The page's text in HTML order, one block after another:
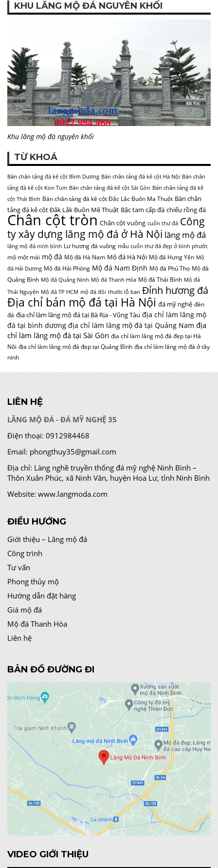
KHU LĂNG MỘ ĐÁ NGUYÊN KHỐI
Khu lăng mộ đá nguyên khối
TỪ KHOÁ
Bán chân tảng đá kê cột Bình Dương Bán chân tảng đá kê cột Hà Nội Bán chân
tảng đá kê cột Kon Tum Bán chân tảng đá kê cột Sài Gòn Bán chân tảng đá kê
cột Thái Bình Bán chân tảng đá kê cột Đắc Lắc Buôn Ma Thuột Bán chân
tảng đá kê cột Đắk Lắk Buôn Mê Thuật Bậc tam cấp đá chiếu rồng đá
Chân cột tròn Chân cột vuông cuốn thư đá Công
ty xây dựng lăng mộ đá ở Hà Nội lăng mộ đá
lăng mộ đá ninh bình Lư hương đá vuông mẫu cuốn thư đá đẹp ở bình phước
mộ một mái mộ đá Mộ đá Hà Nam Mộ đá Hà Nội Mộ đá Hưng Yên Mộ
đá Hải Dương Mộ đá Hải Phòng Mộ đá Nam Định Mộ đá Phú Thọ Mộ đá
Quảng Bình Mộ đá Quảng Ninh Mộ đá Thanh Hóa Mộ đá Thái Bình Mộ đá
Thái Nguyên Mộ đá TP HCM mộ đá đôi thước lỗ ban Đỉnh hương đá
Địa chỉ bán mộ đá tại Hà Nội đá mỹ nghệ đèn
đá địa chỉ làm lăng mộ đá tại Bà Rịa - Vũng Tàu địa chỉ làm lăng mộ
đá tại bình dương địa chỉ làm lăng mộ đá tại Quảng Nam địa
chỉ làm lăng mộ đá tại Sài Gòn địa chỉ làm lăng mộ đá đẹp tại Hà
Nội địa chỉ làm lăng mộ đá đẹp tại Quảng Bình địa chỉ làm lăng mộ đá ở tây
ninh
LIÊN HỆ
LĂNG MỘ ĐÁ - ĐÁ MỸ NGHỆ 35
Điện thoại: 0912984468
Email: phongthuy35@gmail.com
Địa chỉ:Làng nghề truyền thống đá mỹ nghệ Ninh Bình –
Thôn Xuân Phúc, xã Ninh Vân, huyện Hoa Lư, tỉnh Ninh Bình
Website: www.langmoda.com
ĐIỀU HƯỚNG
Giới thiệu – Lăng mộ đá
Công trình
Tư vấn
Phong thủy mộ
Hướng dẫn đặt hàng
Giá mộ đá
Mộ đá Thanh Hóa
Liên hệ
BẢN ĐỒ ĐƯỜNG ĐI
VIDEO GIỚI THIỆU